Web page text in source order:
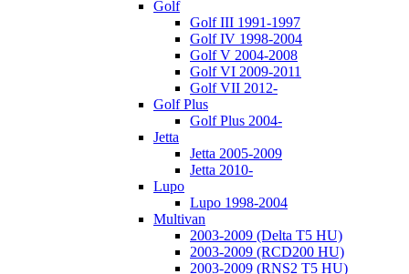
Golf
Golf III 1991-1997
Golf IV 1998-2004
Golf V 2004-2008
Golf VI 2009-2011
Golf VII 2012-
Golf Plus
Golf Plus 2004-
Jetta
Jetta 2005-2009
Jetta 2010-
Lupo
Lupo 1998-2004
Multivan
2003-2009 (Delta T5 HU)
2003-2009 (RCD200 HU)
2003-2009 (RNS2 T5 HU)